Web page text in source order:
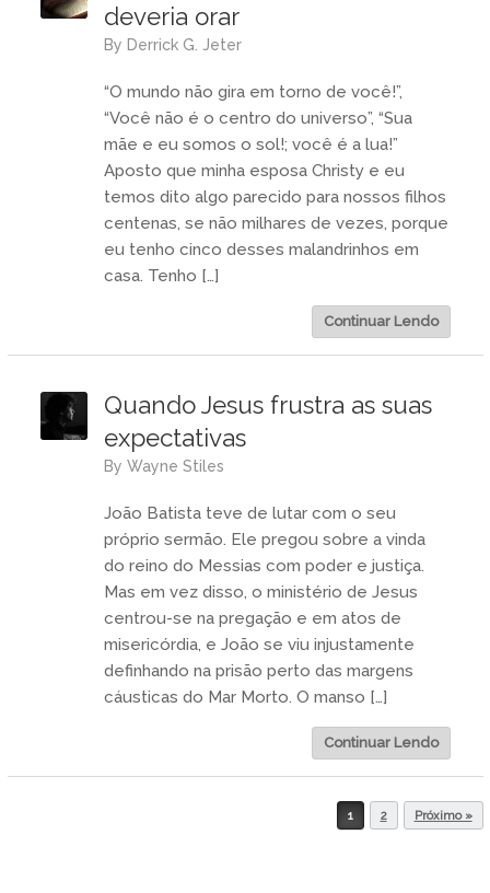
deveria orar
by Derrick G. Jeter
“O mundo não gira em torno de você!”,
“Você não é o centro do universo”, “Sua
mãe e eu somos o sol!; você é a lua!”
Aposto que minha esposa Christy e eu
temos dito algo parecido para nossos filhos
centenas, se não milhares de vezes, porque
eu tenho cinco desses malandrinhos em
casa. Tenho […]
Continuar Lendo
Quando Jesus frustra as suas
expectativas
by Wayne Stiles
João Batista teve de lutar com o seu
próprio sermão. Ele pregou sobre a vinda
do reino do Messias com poder e justiça.
Mas em vez disso, o ministério de Jesus
centrou-se na pregação e em atos de
misericórdia, e João se viu injustamente
definhando na prisão perto das margens
cáusticas do Mar Morto. O manso […]
Continuar Lendo
1 2 Próximo »